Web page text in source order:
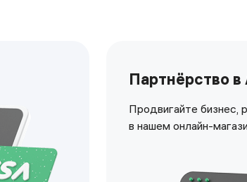
Партнёрство
Продвигайте бизнес,
в нашем онлайн-